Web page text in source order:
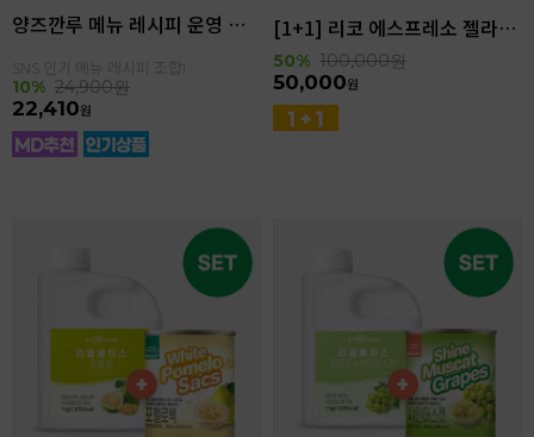
양즈깐루 메뉴 레시피 운영 세트
SNS 인기 메뉴 레시피 조합!
10% 24,900원
22,410원
[1+1] 리코 에스프레소 젤라또 4kg(4.6L)
50% 100,000원
50,000원